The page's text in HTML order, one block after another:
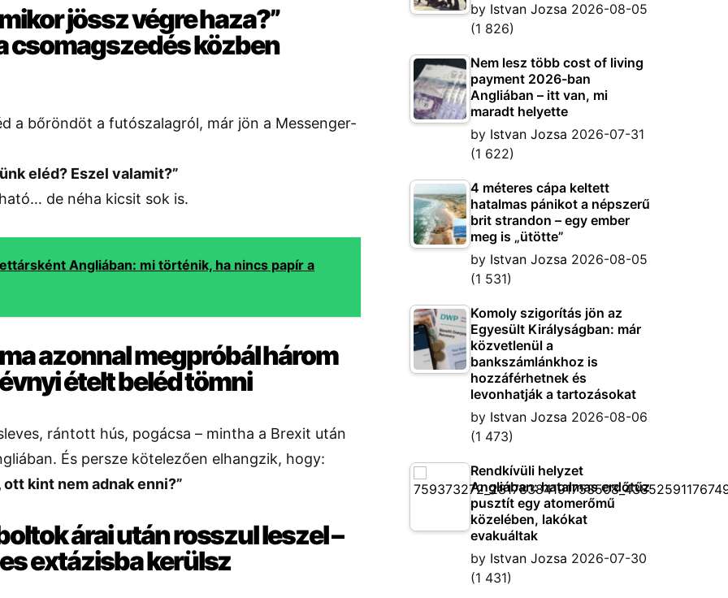
jössz végre haza?”
csomagszedés közben
a bőröndöt a futószalagról, már jön a Messenger-
eléd? Eszel valamit?”
de néha kicsit sok is.
Angliában: mi történik, ha nincs papír a
azonnal megpróbál három
ételt beléd tömni
rántott hús, pogácsa – mintha a Brexit után
És persze kötelezően elhangzik, hogy:
kint nem adnak enni?”
árai után rosszul leszel –
extázisba kerülsz
by Istvan Jozsa 2026-08-05
(1 826)
Nem lesz több cost of living
payment 2026-ban
Angliában – itt van, mi
maradt helyette
by Istvan Jozsa 2026-07-31
(1 622)
4 méteres cápa keltett
hatalmas pánikot a népszerű
brit strandon – egy ember
meg is „ütötte”
by Istvan Jozsa 2026-08-05
(1 531)
Komoly szigorítás jön az
Egyesült Királyságban: már
közvetlenül a
bankszámlánkhoz is
hozzáférhetnek és
levonhatják a tartozásokat
by Istvan Jozsa 2026-08-06
(1 473)
Rendkívüli helyzet
Angliában: hatalmas erdőtűz
pusztít egy atomerőmű
közelében, lakókat
evakuáltak
by Istvan Jozsa 2026-07-30
(1 431)